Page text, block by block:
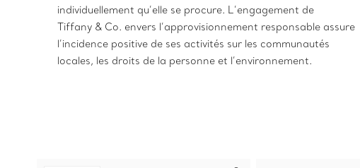
individuellement qu’elle se procure. L’engagement de
Tiffany & Co. envers l’approvisionnement responsable assure
l’incidence positive de ses activités sur les communautés
locales, les droits de la personne et l’environnement.